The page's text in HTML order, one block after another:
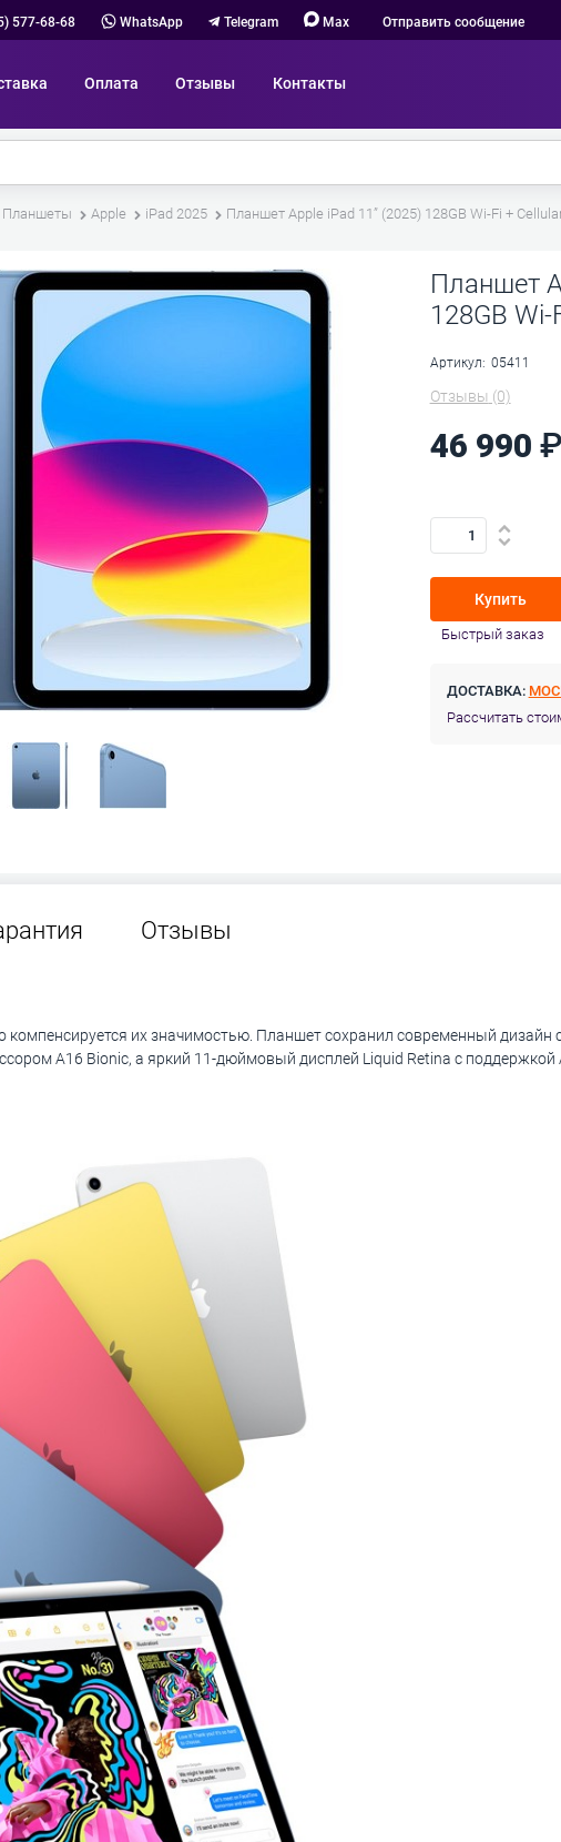
577-68-68 WhatsApp Telegram Max Отправить сообщение
Оплата Отзывы Контакты
Планшеты Apple iPad 2025 Планшет Apple iPad 11” (2025) 128GB Wi-Fi +
Планшет
128GB
Артикул: 05411
Отзывы (0)
46 990
Купить
Быстрый заказ
ДОСТАВКА:
Рассчитать
Отзывы
компенсируется их значимостью. Планшет сохранил современный дизайн
A16 Bionic, а яркий 11-дюймовый дисплей Liquid Retina с поддержкой